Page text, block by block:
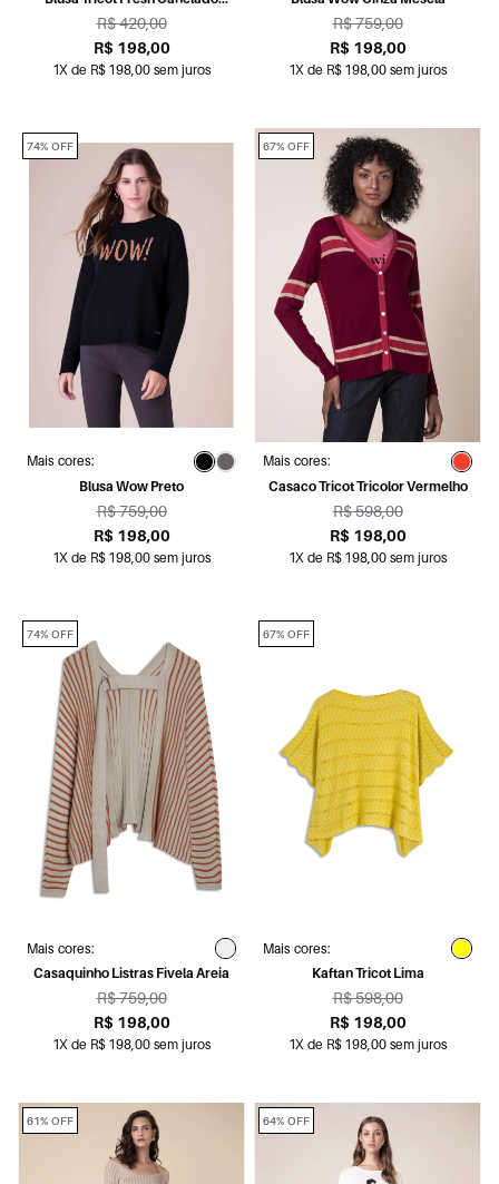
Petroleo
R$ 420,00
R$ 198,00
1X de R$ 198,00 sem juros
R$ 759,00
R$ 198,00
1X de R$ 198,00 sem juros
Mais cores:
Blusa Wow Preto
R$ 759,00
R$ 198,00
1X de R$ 198,00 sem juros
74% OFF
Mais cores:
Casaco Tricot Tricolor Vermelho
R$ 598,00
R$ 198,00
1X de R$ 198,00 sem juros
67% OFF
Mais cores:
Casaquinho Listras Fivela Areia
R$ 759,00
R$ 198,00
1X de R$ 198,00 sem juros
74% OFF
Mais cores:
Kaftan Tricot Lima
R$ 598,00
R$ 198,00
1X de R$ 198,00 sem juros
67% OFF
61% OFF 64% OFF